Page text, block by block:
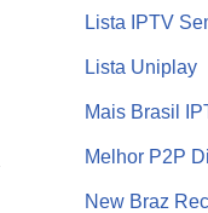
Lista IPTV
Lista Uniplay
Mais Brasil
Melhor P2P
New Braz